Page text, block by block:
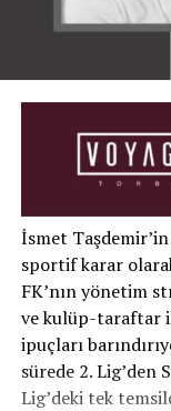
İsmet Taşdemir’in
sportif karar
FK’nın yönetim
ve kulüp-taraftar
ipuçları
sürede 2. Lig’den
Lig’deki tek